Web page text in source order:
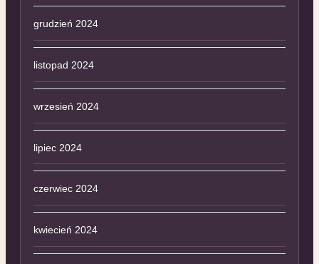
grudzień 2024
listopad 2024
wrzesień 2024
lipiec 2024
czerwiec 2024
kwiecień 2024